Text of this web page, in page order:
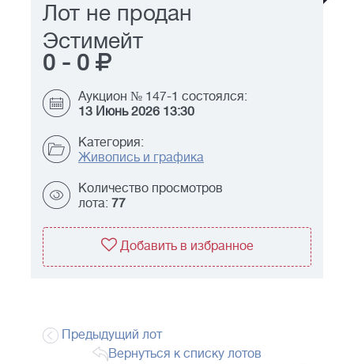
Лот не продан
Эстимейт
0 - 0
Аукцион № 147-1 состоялся:
13 Июнь 2026 13:30
Категория:
Живопись и графика
Количество просмотров
лота: 77
Добавить в избранное
Предыдущий лот
Вернуться к списку лотов